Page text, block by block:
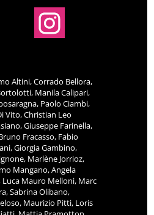
Altini, Corrado Bellora,
Manila Calipari,
Paolo Ciambi,
Vito, Christian Leo
Giuseppe Farinella,
Fracasso, Fabio
Giorgia Gambino,
Marlène Jorrioz,
Mangano, Angela
Luca Mauro Melloni, Marc
Sabrina Olibano,
Maurizio Pitti, Loris